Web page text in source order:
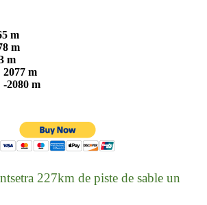
m
m
m
2077 m
-2080 m
227km de piste de sable un